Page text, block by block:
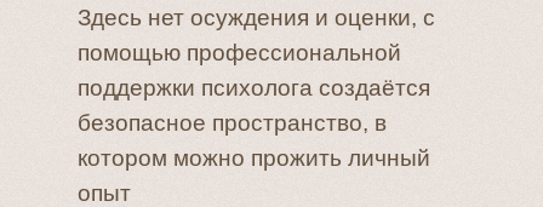
Здесь нет осуждения и оценки, с
помощью профессиональной
поддержки психолога создаётся
безопасное пространство, в
котором можно прожить личный
опыт